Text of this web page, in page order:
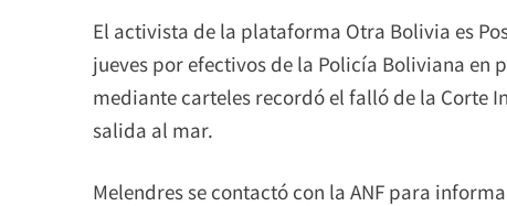
El activista de la plataforma Otra Bolivia es
jueves por efectivos de la Policía Boliviana en
mediante carteles recordó el falló de la Corte
salida al mar.
Melendres se contactó con la ANF para